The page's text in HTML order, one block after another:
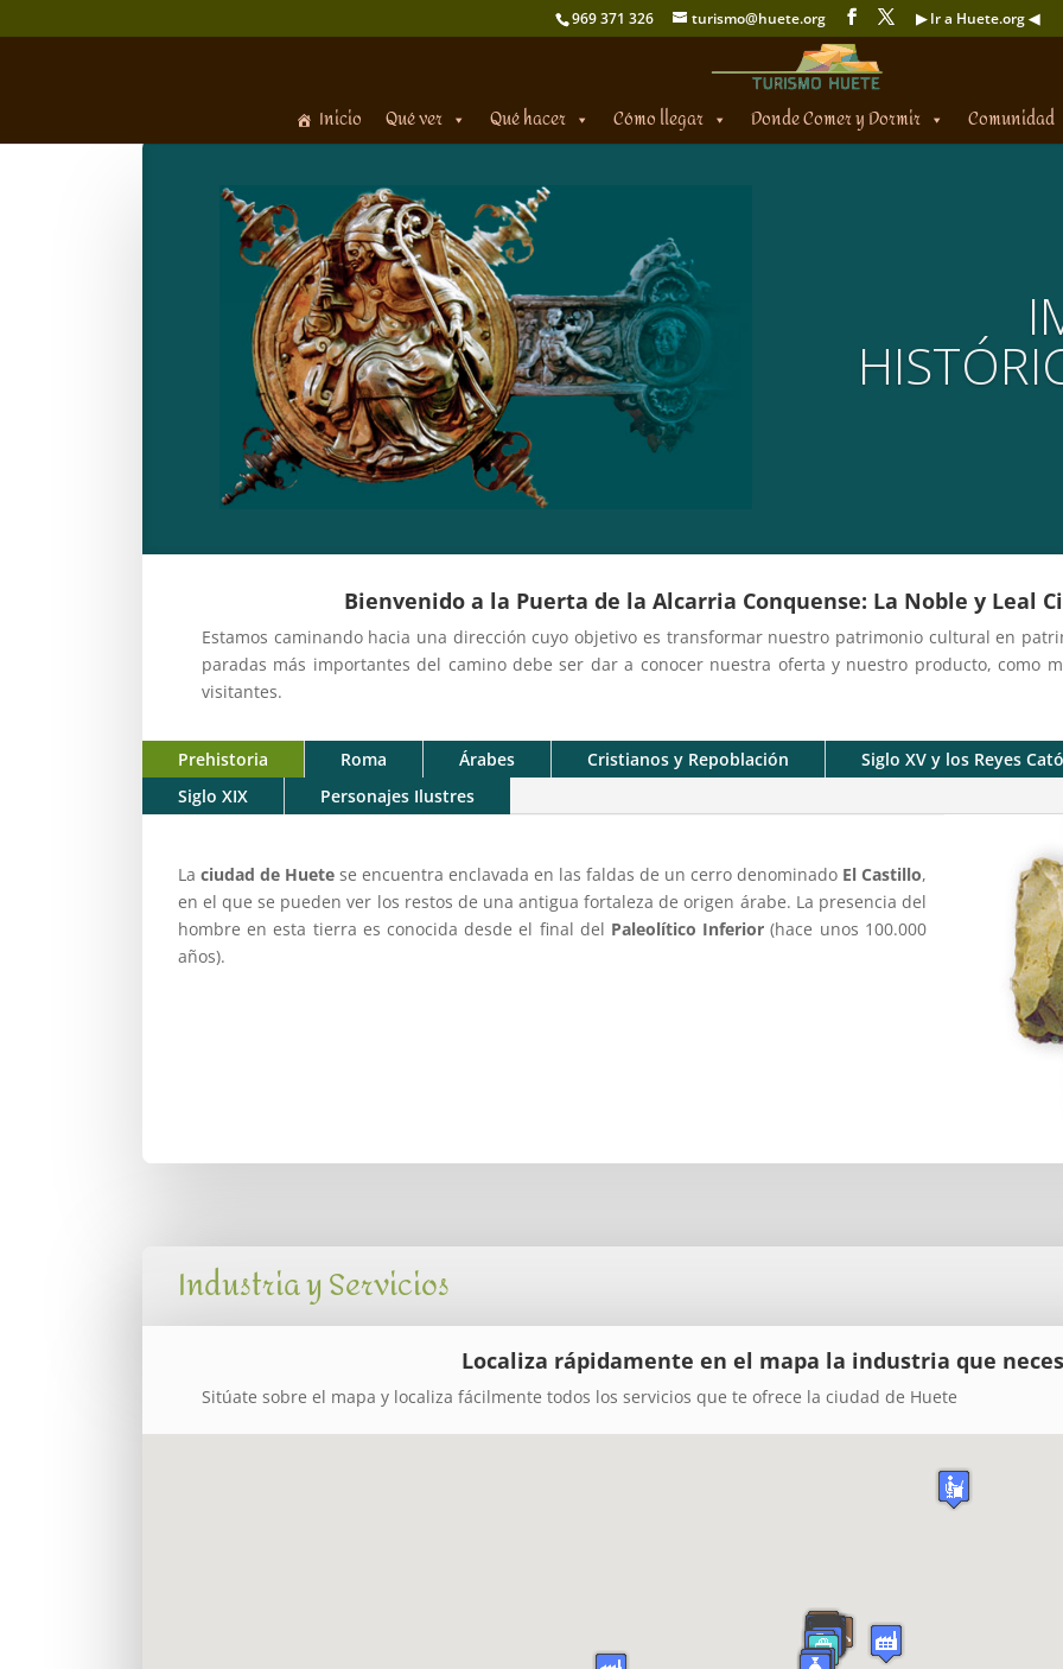
969 371 326 turismo@huete.org ▶ Ir a Huete.org ◀
Inicio Qué ver Qué hacer Cómo llegar Donde Comer y Dormir Comunidad
Bienvenido a la Puerta de la Alcarria Conquense: La Noble y Leal
Estamos caminando hacia una dirección cuyo objetivo es transformar nuestro patrimonio cultural en
paradas más importantes del camino debe ser dar a conocer nuestra oferta y nuestro producto, como
visitantes.
Prehistoria Roma Árabes Cristianos y Repoblación
Siglo XV y los Reyes
Siglo XIX
Personajes Ilustres
La ciudad de Huetese encuentra enclavada en las faldas de un cerro denominadoEl Castillo,
en el que se pueden ver los restos de una antigua fortaleza de origen árabe. La presencia del
hombre en esta tierra es conocida desde el final del Paleolítico Inferior (hace unos 100.000
años).
Industria y Servicios
Localiza rápidamente en el mapa la industria que
Sitúate sobre el mapa y localiza fácilmente todos los servicios que te ofrece la ciudad de Huete